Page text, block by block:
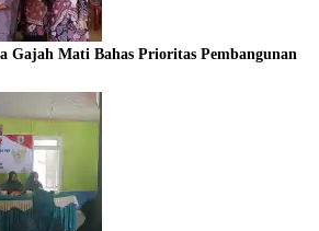
Gajah Mati Bahas Prioritas Pembangunan